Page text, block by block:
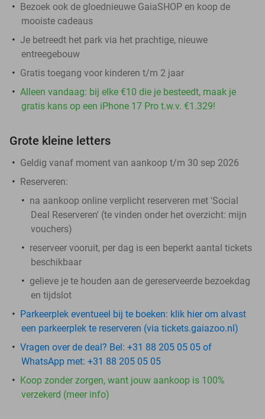
Bezoek ook de gloednieuwe GaiaSHOP en koop de
mooiste cadeaus
Je betreedt het park via het prachtige, nieuwe
entreegebouw
Gratis toegang voor kinderen t/m 2 jaar
Alleen vandaag: bij elke €10 die je besteedt, maak je
gratis kans op een iPhone 17 Pro t.w.v. €1.329!
Grote kleine letters
Geldig vanaf moment van aankoop t/m 30 sep 2026
Reserveren:
na aankoop online verplicht reserveren met 'Social
Deal Reserveren' (te vinden onder het overzicht: mijn
vouchers)
reserveer vooruit, per dag is een beperkt aantal tickets
beschikbaar
gelieve je te houden aan de gereserveerde bezoekdag
en tijdslot
Parkeerplek eventueel bij te boeken: klik hier om alvast
een parkeerplek te reserveren (via tickets.gaiazoo.nl)
Vragen over de deal? Bel: +31 88 205 05 05 of
WhatsApp met: +31 88 205 05 05
Koop zonder zorgen, want jouw aankoop is 100%
verzekerd (meer info)